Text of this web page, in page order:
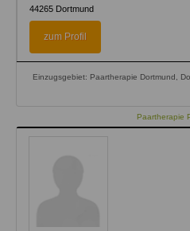
44265 Dortmund
zum Profil
Einzugsgebiet: Paartherapie Dortmund,
Paartherapie